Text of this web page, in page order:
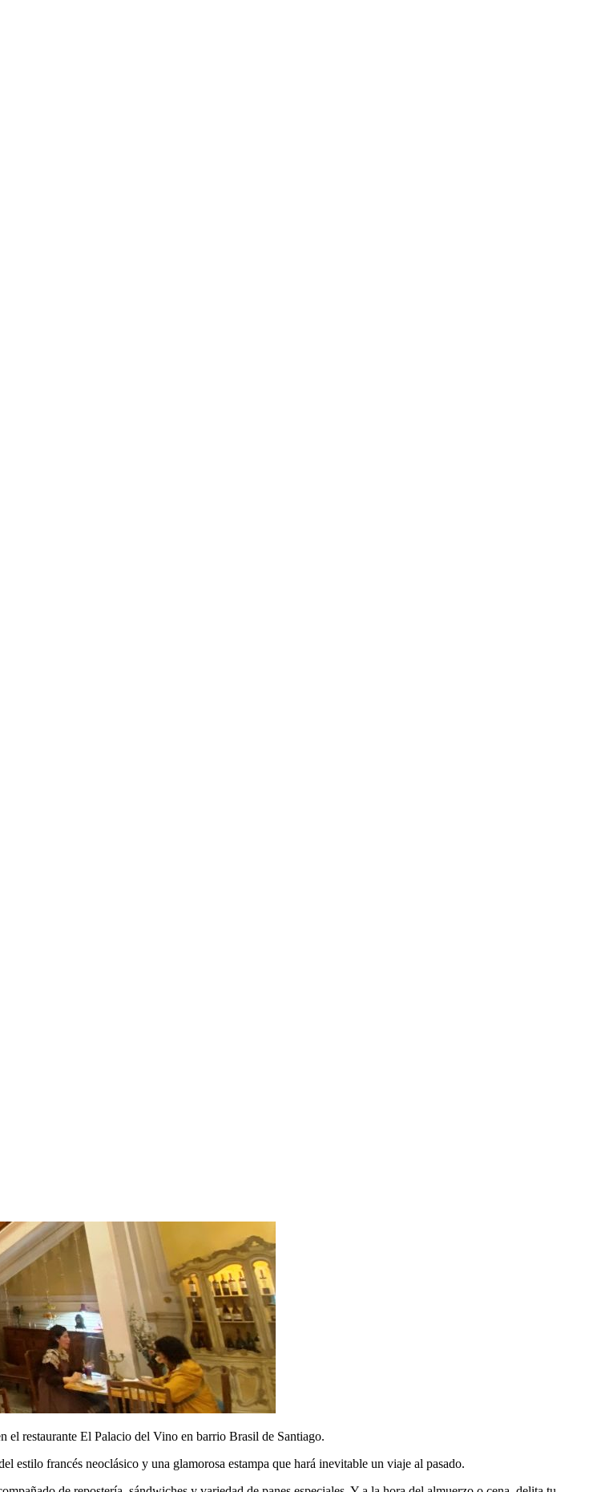
el restaurante El Palacio del Vino en barrio Brasil de Santiago.
estilo francés neoclásico y una glamorosa estampa que hará inevitable un viaje al pasado.